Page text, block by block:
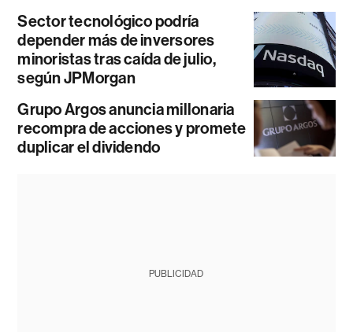
Sector tecnológico podría
depender más de inversores
minoristas tras caída de julio,
según JPMorgan
Grupo Argos anuncia millonaria
recompra de acciones y promete
duplicar el dividendo
PUBLICIDAD